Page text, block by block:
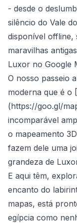
- desde o
silêncio do Vale
disponível offline,
maravilhas
Luxor no Google
O nosso passeio
moderna que é o
(https://goo.gl/
incomparável
o mapeamento
fazem dele uma
grandeza de
E aqui têm,
encanto do
mapas, está
egípcia como